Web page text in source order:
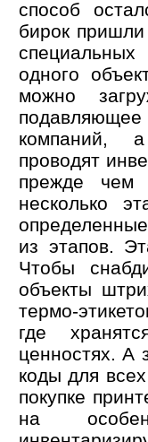
способ
бирок
одного
можно
компаний,
проводят
прежде чем
несколько
из этапов.
Чтобы
объекты
термо-
где
ценностях. А
коды для
покупке
на